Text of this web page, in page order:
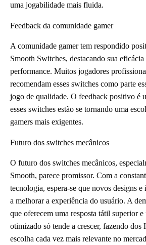
uma jogabilidade mais fluida.
Feedback da comunidade gamer
A comunidade gamer tem respondido
Smooth Switches, destacando sua
performance. Muitos jogadores
recomendam esses switches como parte
jogo de qualidade. O feedback positivo é
esses switches estão se tornando uma
gamers mais exigentes.
Futuro dos switches mecânicos
O futuro dos switches mecânicos,
Smooth, parece promissor. Com a
tecnologia, espera-se que novos designs
a melhorar a experiência do usuário. A
que oferecem uma resposta tátil superior e
otimizado só tende a crescer, fazendo dos
escolha cada vez mais relevante no